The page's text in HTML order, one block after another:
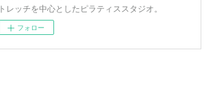
トレッチを中心としたピラティススタジオ。
フォロー